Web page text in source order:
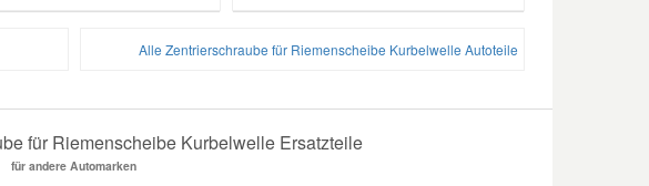
Alle Zentrierschraube für Riemenscheibe Kurbelwelle Autoteile
für Riemenscheibe Kurbelwelle Ersatzteile
für andere Automarken